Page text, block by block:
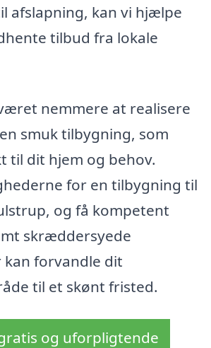
afslapning, kan vi hjælpe
tilbud fra lokale
nemmere at realisere
smuk tilbygning, som
til dit hjem og behov.
for en tilbygning til
og få kompetent
skræddersyede
kan forvandle dit
til et skønt fristed.
og uforpligtende